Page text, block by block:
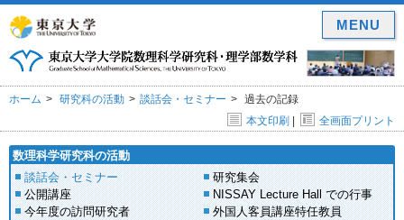
ホーム 研究科の活動 談話会・セミナー
過去の記録
本文印刷 | 全画面プリント
数理科学研究科の活動
談話会・セミナー
研究集会
公開講座
NISSAY Lecture Hall での行事
今年度の訪問研究者
外国人客員講座特任教員
MENU